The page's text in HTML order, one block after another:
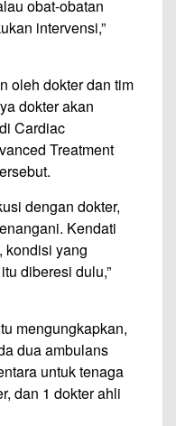
obat-obatan
intervensi,”
oleh dokter dan tim
dokter akan
Cardiac
Treatment
dengan dokter,
Kendati
kondisi yang
diberesi dulu,”
mengungkapkan,
dua ambulans
untuk tenaga
dan 1 dokter ahli